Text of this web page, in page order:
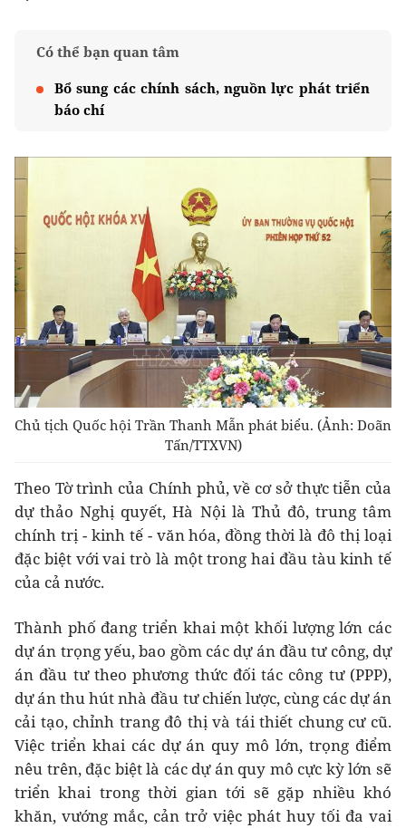
Có thể bạn quan tâm
Bổ sung các chính sách, nguồn lực phát triển
báo chí
Chủ tịch Quốc hội Trần Thanh Mẫn phát biểu. (Ảnh: Doãn
Tấn/TTXVN)
Theo Tờ trình của Chính phủ, về cơ sở thực tiễn của
dự thảo Nghị quyết, Hà Nội là Thủ đô, trung tâm
chính trị - kinh tế - văn hóa, đồng thời là đô thị loại
đặc biệt với vai trò là một trong hai đầu tàu kinh tế
của cả nước.
Thành phố đang triển khai một khối lượng lớn các
dự án trọng yếu, bao gồm các dự án đầu tư công, dự
án đầu tư theo phương thức đối tác công tư (PPP),
dự án thu hút nhà đầu tư chiến lược, cùng các dự án
cải tạo, chỉnh trang đô thị và tái thiết chung cư cũ.
Việc triển khai các dự án quy mô lớn, trọng điểm
nêu trên, đặc biệt là các dự án quy mô cực kỳ lớn sẽ
triển khai trong thời gian tới sẽ gặp nhiều khó
khăn, vướng mắc, cản trở việc phát huy tối đa vai